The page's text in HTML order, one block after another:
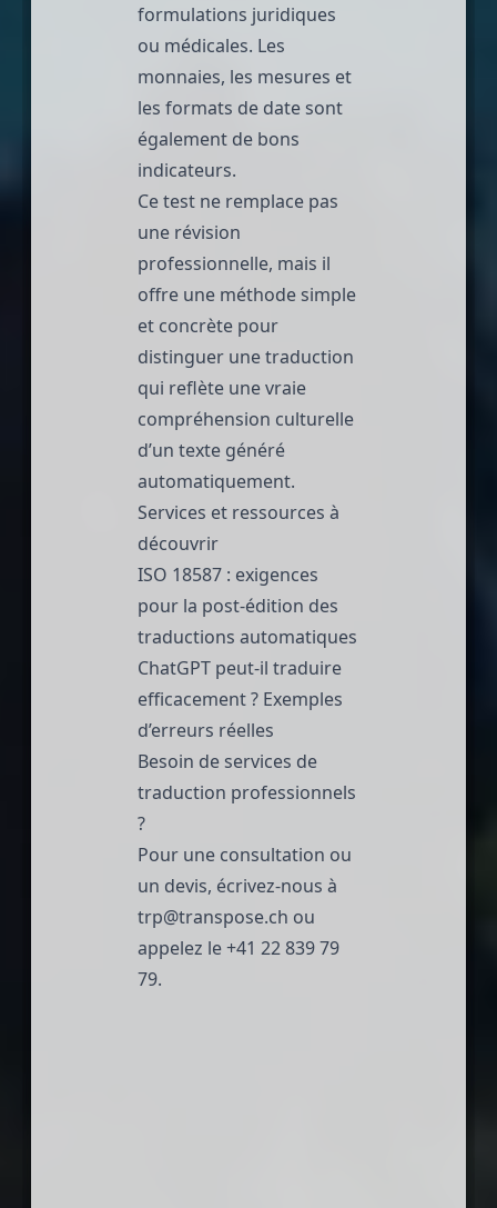
formulations juridiques
ou médicales. Les
monnaies, les mesures et
les formats de date sont
également de bons
indicateurs.
Ce test ne remplace pas
une révision
professionnelle, mais il
offre une méthode simple
et concrète pour
distinguer une traduction
qui reflète une vraie
compréhension culturelle
d’un texte généré
automatiquement.
Services et ressources à
découvrir
ISO 18587 : exigences
pour la post-édition des
traductions automatiques
ChatGPT peut-il traduire
efficacement ? Exemples
d’erreurs réelles
Besoin de services de
traduction professionnels
?
Pour une consultation ou
un devis, écrivez-nous à
trp@transpose.ch ou
appelez le+41 22 839 79
79.